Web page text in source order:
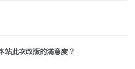
站此次改版的滿意度？